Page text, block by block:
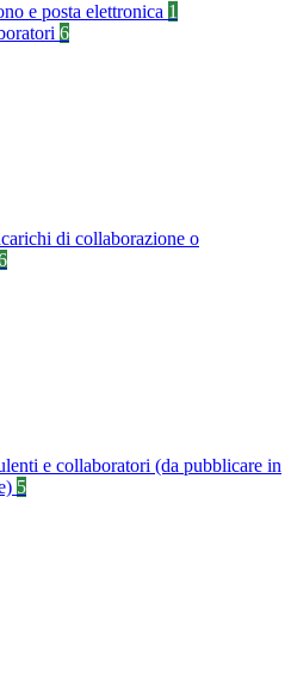
e posta elettronica 1
6
di collaborazione o
e collaboratori (da pubblicare in
5